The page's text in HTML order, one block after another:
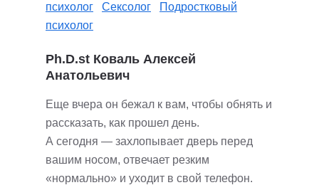
психолог
Сексолог
Подростковый
психолог
Ph.D.st Коваль Алексей
Анатольевич
Еще вчера он бежал к вам, чтобы обнять и
рассказать, как прошел день.
А сегодня — захлопывает дверь перед
вашим носом, отвечает резким
«нормально» и уходит в свой телефон.